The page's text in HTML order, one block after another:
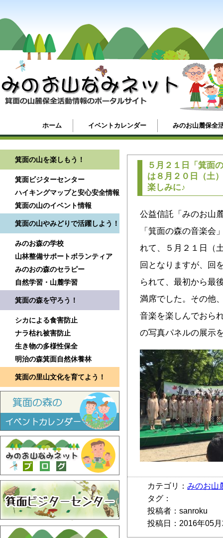
ホーム イベントカレンダー みのお山麓保全
箕面の山を楽しもう！
箕面ビジターセンター
ハイキングマップと安心安全情報
箕面の山のイベント情報
箕面の山やみどりで活躍しよう！
みのお森の学校
山林整備サポートボランティア
みのおの森のセラピー
自然学習・山麓学習
箕面の森を守ろう！
シカによる食害防止
ナラ枯れ被害防止
生き物の多様性保全
明治の森箕面自然休養林
箕面の里山文化を育てよう！
５月２１日「箕面
は８月２０日（土
楽しみに♪
公益信託「みのお山
「箕面の森の音楽会
れて、５月２１日（
回となりますが、回
られて、最初から最
満席でした。その他
音楽を楽しんでおら
の写真パネルの展示
カテゴリ： みのお山
タグ：
投稿者：sanroku
投稿日：2016年05